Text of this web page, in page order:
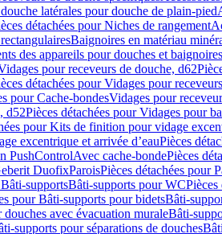
latérales pour douche de plain-pied
détachées pour Niches de rangement
Baignoires en matériau
des appareils pour douches et baignoires
pour receveurs de douche, d62
détachées pour Vidages pour
pour Cache-bondesVidages pour
d52Pièces détachées pour Vidages pour
pour Kits de finition pour vidage
excentrique et arrivée d’eauPièces
PushControlAvec cache-bondePièces
DuofixParoisPièces détachées pour
supportsBâti-supports pour WC
pour Bâti-supports pour bidetsBâti-
avec évacuation muraleBâti-
supports pour séparations de douches